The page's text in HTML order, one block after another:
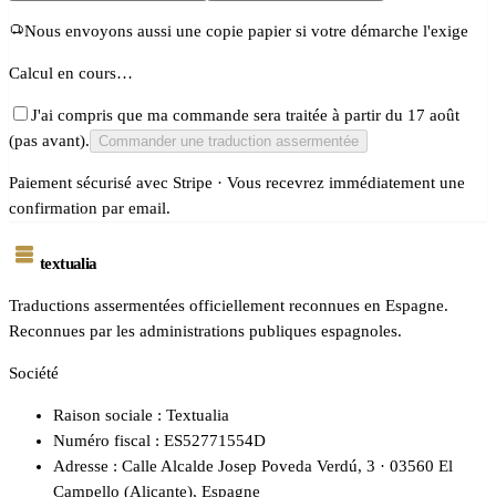
Nous envoyons aussi une copie papier si votre démarche l'exige
Calcul en cours…
J'ai compris que ma commande sera traitée à partir du 17 août
(pas avant).
Commander une traduction assermentée
Paiement sécurisé avec Stripe · Vous recevrez immédiatement une
confirmation par email.
textualia
Traductions assermentées officiellement reconnues en Espagne.
Reconnues par les administrations publiques espagnoles.
Société
Raison sociale : Textualia
Numéro fiscal : ES52771554D
Adresse : Calle Alcalde Josep Poveda Verdú, 3 · 03560 El
Campello (Alicante), Espagne